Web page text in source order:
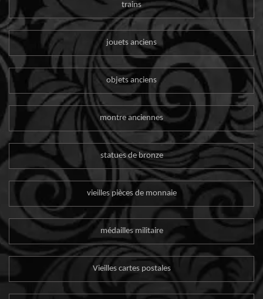
trains
jouets anciens
objets anciens
montre anciennes
statues de bronze
vieilles pièces de monnaie
médailles militaire
Vieilles cartes postales